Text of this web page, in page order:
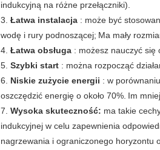
indukcyjną na różne przełączniki).
3. Łatwa instalacja : może być
wodę i rury podnoszącej; Ma mały
4. Łatwa obsługa : możesz nauczyć się
5. Szybki start : można rozpocząć
6. Niskie zużycie energii : w
oszczędzić energię o około 70%. Im
7. Wysoka skuteczność: ma takie
indukcyjnej w celu zapewnienia
nagrzewania i ograniczonego horyzontu